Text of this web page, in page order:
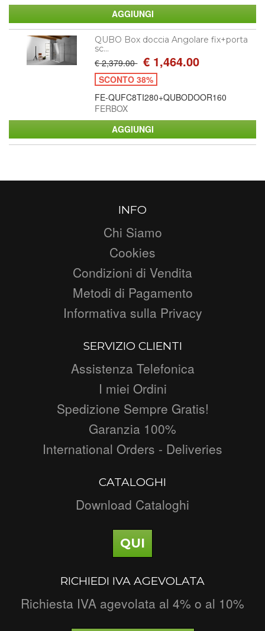
QUBO Box doccia Angolare fix+porta
sc...
€ 2,379.00 € 1,464.00
SCONTO 38%
FE-QUFC8TI280+QUBODOOR160
FERBOX
INFO
Chi Siamo
Cookies
Condizioni di Vendita
Metodi di Pagamento
Informativa sulla Privacy
SERVIZIO CLIENTI
Assistenza Telefonica
I miei Ordini
Spedizione Sempre Gratis!
Garanzia 100%
International Orders - Deliveries
CATALOGHI
Download Cataloghi
QUI
RICHIEDI IVA AGEVOLATA
Richiesta IVA agevolata al 4% o al 10%